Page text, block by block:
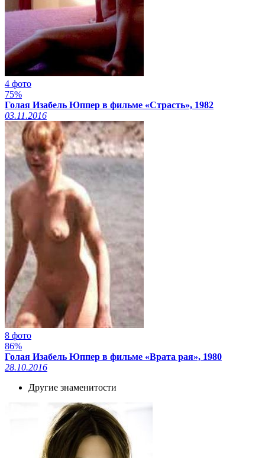
4 фото
75%
Голая Изабель Юппер в фильме «Страсть», 1982
03.11.2016
8 фото
86%
Голая Изабель Юппер в фильме «Врата рая», 1980
28.10.2016
Другие знаменитости